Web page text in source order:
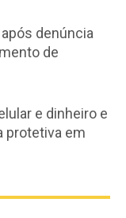
denúncia
de
e dinheiro e
protetiva em